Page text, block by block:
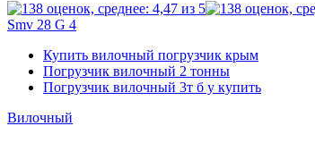
Smv 28 G 4
Купить вилочный погрузчик крым
Погрузчик вилочный 2 тонны
Погрузчик вилочный 3т б у купить
Вилочный